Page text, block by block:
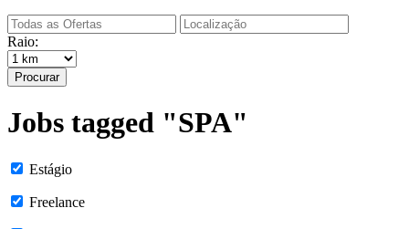
Raio:
Procurar
Jobs tagged "SPA"
Estágio
Freelance